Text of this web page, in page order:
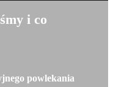
i co
powlekania